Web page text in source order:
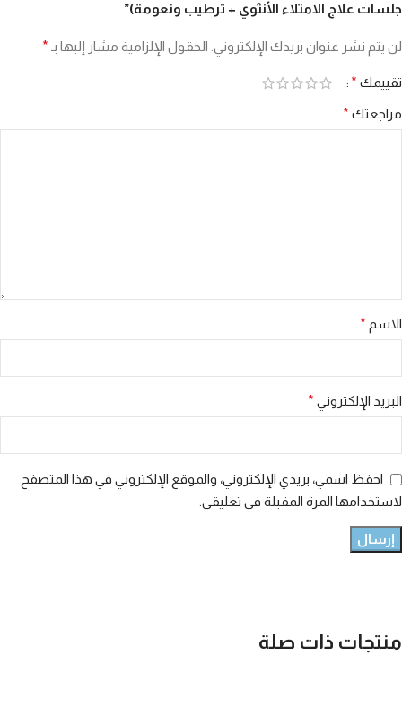
جلسات علاج الامتلاء الأنثوي + ترطيب ونعومة)”
لن يتم نشر عنوان بريدك الإلكتروني. الحقول الإلزامية مشار إليها بـ *
تقييمك *
مراجعتك *
الاسم *
البريد الإلكتروني *
احفظ اسمي، بريدي الإلكتروني، والموقع الإلكتروني في هذا المتصفح
لاستخدامها المرة المقبلة في تعليقي.
منتجات ذات صلة